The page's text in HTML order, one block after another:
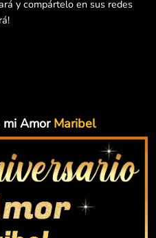
y compártelo en sus redes
mi Amor Maribel